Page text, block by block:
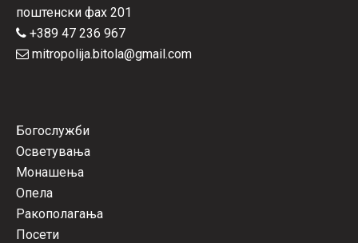
поштенски фах 201
+389 47 236 967
mitropolija.bitola@gmail.com
Богослужби
Осветувања
Монашења
Опела
Ракополагања
Посети